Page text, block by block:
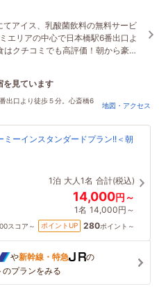
てアイス、乳酸菌飲料の無料サービ
エリアの中心で日本橋駅6番出口よ
はクチコミでも高評価！朝から豪華
非ご堪能下さい♪
を見ています
されました
出口より徒歩５分。心斎橋6
地図・アクセス
ミーインスタンダードプラン!!＜朝
1泊 大人1名 合計(税込)
14,000円～
1名 14,000円～
スコア～ ポイントUP 280ポイント～
や新幹線・特急
の
プランをみる